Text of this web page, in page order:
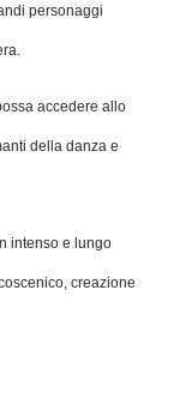
personaggi
accedere allo
della danza e
intenso e lungo
creazione